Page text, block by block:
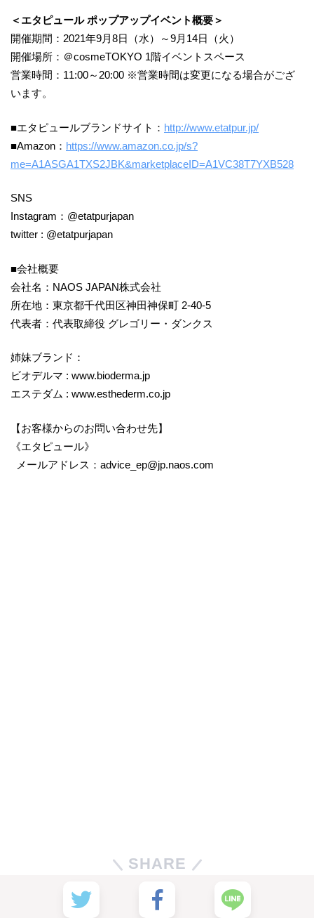
＜エタピュールポップアップイベント概要＞
開催期間：2021年9⽉8⽇（水）～9⽉14⽇（火）
開催場所：＠cosmeTOKYO 1階イベントスペース
営業時間：11:00～20:00 ※営業時間は変更になる場合がござ
います。
■エタピュールブランドサイト： http://www.etatpur.jp/
■Amazon： https://www.amazon.co.jp/s?
me=A1ASGA1TXS2JBK&marketplaceID=A1VC38T7YXB528
SNS
Instagram：@etatpurjapan
twitter : @etatpurjapan
■会社概要
会社名：NAOS JAPAN株式会社
所在地：東京都千代田区神田神保町 2-40-5
代表者：代表取締役 グレゴリー・ダンクス
姉妹ブランド：
ビオデルマ : www.bioderma.jp
エステダム : www.esthederm.co.jp
【お客様からのお問い合わせ先】
《エタピュール》
メールアドレス：advice_ep@jp.naos.com
SHARE